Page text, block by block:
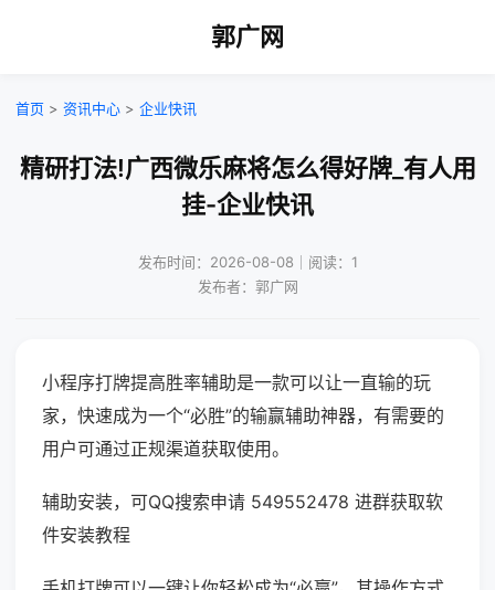
郭广网
首页 > 资讯中心 > 企业快讯
精研打法!广西微乐麻将怎么得好牌_有人用
挂-企业快讯
发布时间：2026-08-08｜阅读：1
发布者：郭广网
小程序打牌提高胜率辅助是一款可以让一直输的玩
家，快速成为一个“必胜”的输赢辅助神器，有需要的
用户可通过正规渠道获取使用。
辅助安装，可QQ搜索申请 549552478 进群获取软
件安装教程